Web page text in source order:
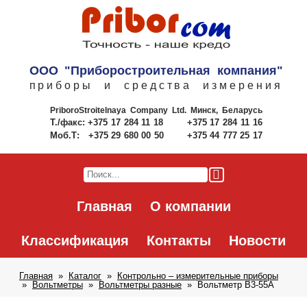
ООО "Приборостроительная компания"
приборы и средства измерения
PriboroStroitelnaya Company Ltd.Минск, Беларусь
Т./факс: +375 17 284 11 18
+375 17 284 11 16
Моб.Т:
+375 29 680 00 50 +375 44 777 25 17
Главная О компании
Классификация Контакты Новости
Главная Каталог
Контрольно – измерительные приборы
Вольтметры
Вольтметры разные Вольтметр В3-55А